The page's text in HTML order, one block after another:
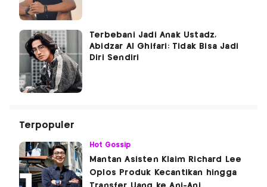
Terbebani Jadi Anak Ustadz,
Abidzar Al Ghifari: Tidak Bisa Jadi
Diri Sendiri
Terpopuler
Hot Gossip
Mantan Asisten Klaim Richard Lee
Oplos Produk Kecantikan hingga